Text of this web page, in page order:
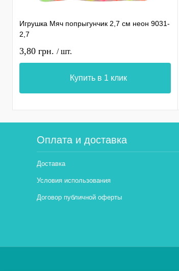
Игрушка Мяч попрыгунчик 2,7 см неон 9031-
2,7
3,80 грн. / шт.
Купить в 1 клик
Оплата и доставка
Доставка
Условия использования
Договор публичной оферты